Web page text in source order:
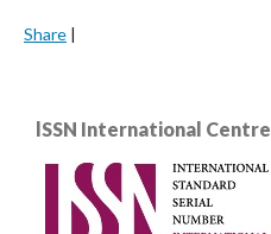
Share |
lSSN International Centre